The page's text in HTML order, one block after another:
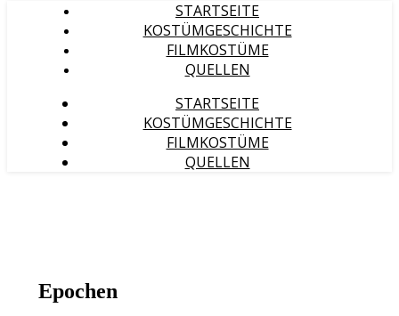
STARTSEITE
KOSTÜMGESCHICHTE
FILMKOSTÜME
QUELLEN
STARTSEITE
KOSTÜMGESCHICHTE
FILMKOSTÜME
QUELLEN
Epochen